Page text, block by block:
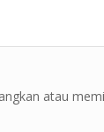
atau